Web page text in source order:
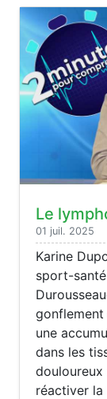
Le
01 juil. 2025
Karine
sport-
une
dans les
douloureux
réactiver la